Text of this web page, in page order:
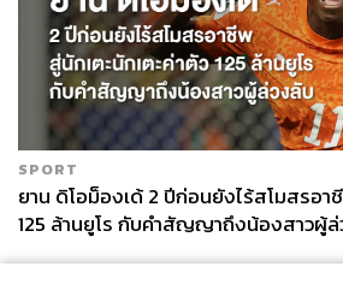
SPORT
ยาน ดิโอม็องเด้ 2 ปีก่อนยังไร้สโมสรอา
125 ล้านยูโร กับคำสัญญาถึงน้องสาวผู้